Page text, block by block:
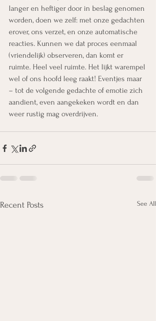
langer en heftiger door in beslag genomen
worden, doen we zelf: met onze gedachten
erover, ons verzet, en onze automatische
reacties. Kunnen we dat proces eenmaal
(vriendelijk) observeren, dan komt er
ruimte. Heel veel ruimte. Het lijkt warempel
wel of ons hoofd leeg raakt! Eventjes maar
– tot de volgende gedachte of emotie zich
aandient, even aangekeken wordt en dan
weer rustig mag overdrijven.
Recent Posts See All